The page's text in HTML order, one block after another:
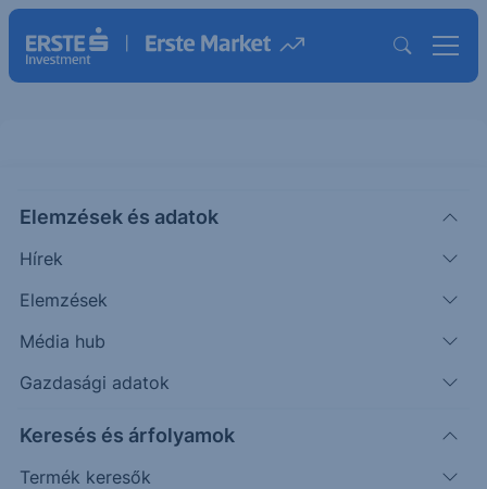
Elemzések és adatok
Hírek
Elemzések
Média hub
Gazdasági adatok
Keresés és árfolyamok
Termék keresők
Technology Balanced HUF II 24-
27
ISIN: XS2857486828
Termék működését szemléltető grafikon
Módosítsa a befektetett összeget, válasszon példa eseteket